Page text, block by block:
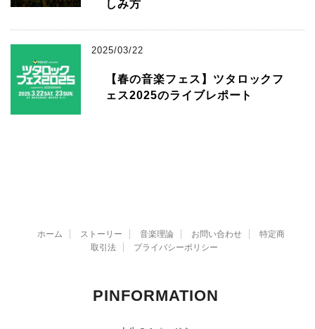
しみ方
2025/03/22
【春の音楽フェス】ツタロックフ
ェス2025のライブレポート
ホーム ストーリー 音楽理論 お問い合わせ
特定商
取引法
プライバシーポリシー
PINFORMATION